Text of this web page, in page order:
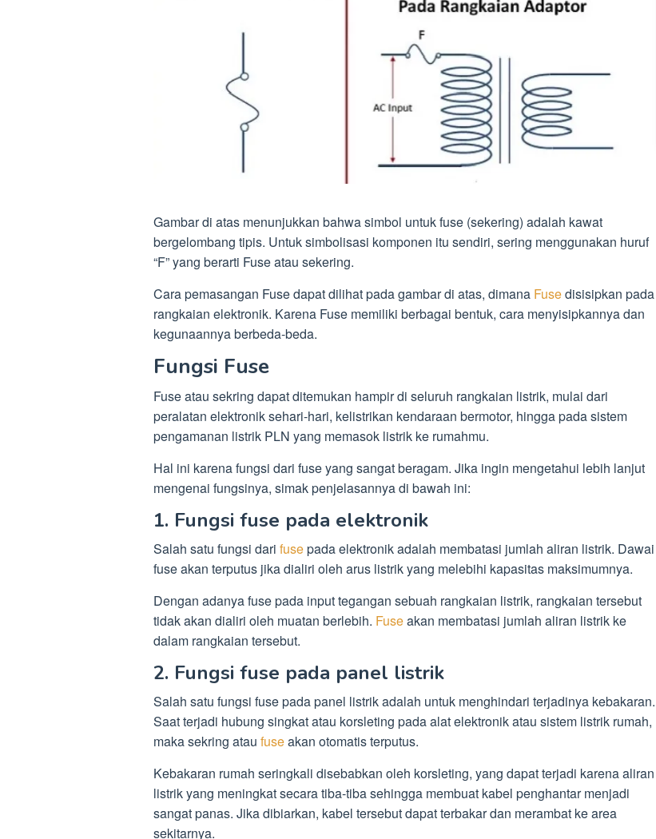
Gambar di atas menunjukkan bahwa simbol untuk fuse (sekering) adalah kawat
bergelombang tipis. Untuk simbolisasi komponen itu sendiri, sering menggunakan huruf
“F” yang berarti Fuse atau sekering.
Cara pemasangan Fuse dapat dilihat pada gambar di atas, dimana Fusedisisipkan pada
rangkaian elektronik. Karena Fuse memiliki berbagai bentuk, cara menyisipkannya dan
kegunaannya berbeda-beda.
Fungsi Fuse
Fuse atau sekring dapat ditemukan hampir di seluruh rangkaian listrik, mulai dari
peralatan elektronik sehari-hari, kelistrikan kendaraan bermotor, hingga pada sistem
pengamanan listrik PLN yang memasok listrik ke rumahmu.
Hal ini karena fungsi dari fuse yang sangat beragam. Jika ingin mengetahui lebih lanjut
mengenai fungsinya, simak penjelasannya di bawah ini:
1. Fungsi fuse pada elektronik
Salah satu fungsi dari fusepada elektronik adalah membatasi jumlah aliran listrik. Dawai
fuse akan terputus jika dialiri oleh arus listrik yang melebihi kapasitas maksimumnya.
Dengan adanya fuse pada input tegangan sebuah rangkaian listrik, rangkaian tersebut
tidak akan dialiri oleh muatan berlebih. Fuseakan membatasi jumlah aliran listrik ke
dalam rangkaian tersebut.
2. Fungsi fuse pada panel listrik
Salah satu fungsi fuse pada panel listrik adalah untuk menghindari terjadinya kebakaran.
Saat terjadi hubung singkat atau korsleting pada alat elektronik atau sistem listrik rumah,
maka sekring atau fuseakan otomatis terputus.
Kebakaran rumah seringkali disebabkan oleh korsleting, yang dapat terjadi karena aliran
listrik yang meningkat secara tiba-tiba sehingga membuat kabel penghantar menjadi
sangat panas. Jika dibiarkan, kabel tersebut dapat terbakar dan merambat ke area
sekitarnya.